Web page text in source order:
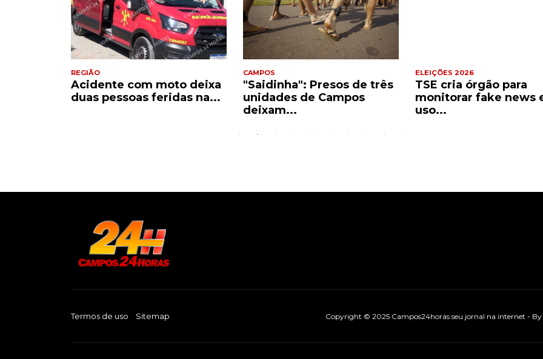
REGIÃO
Acidente com moto deixa
duas pessoas feridas na...
CAMPOS
"Saidinha": Presos de três
unidades de Campos
deixam...
ELEIÇÕES 2026
TSE cria órgão para
monitorar fake news
uso...
Termos de uso Sitemap Copyright © 2025 Campos24horas seu jornal na internet - By